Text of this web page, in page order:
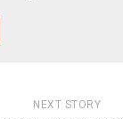
NEXT STORY